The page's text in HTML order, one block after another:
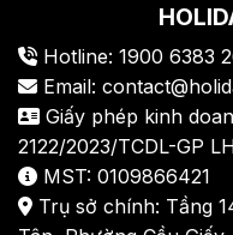
Hotline: 1900 6383
Email:
Giấy phép kinh
2122/2023/TCDL-GP
MST: 0109866421
Trụ sở chính: Tầng